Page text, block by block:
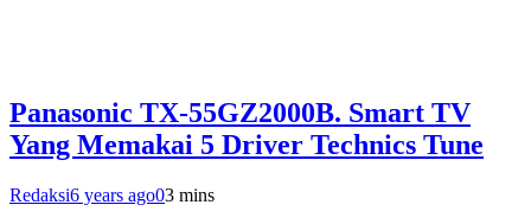
Panasonic TX-55GZ2000B. Smart TV
Yang Memakai 5 Driver Technics Tune
Redaksi6 years ago03 mins